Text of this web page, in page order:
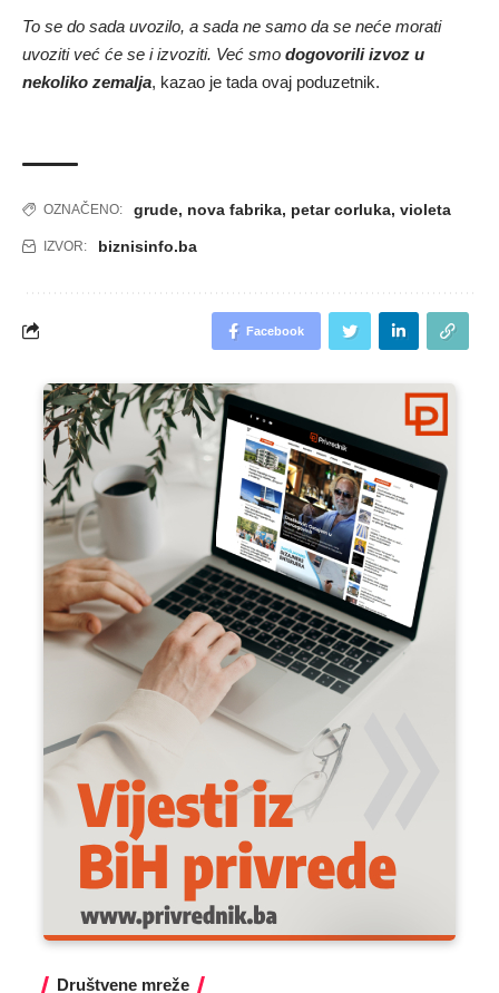
To se do sada uvozilo, a sada ne samo da se neće morati
uvoziti već će se i izvoziti. Već smo dogovorili izvoz u
nekoliko zemalja, kazao je tada ovaj poduzetnik.
OZNAČENO: grude, nova fabrika, petar corluka, violeta
IZVOR: biznisinfo.ba
Facebook
Društvene mreže